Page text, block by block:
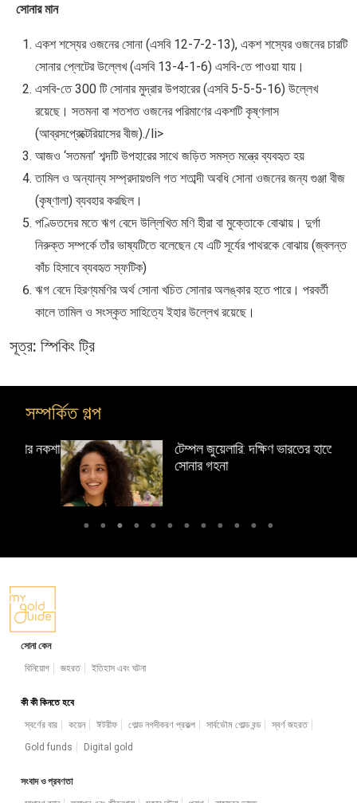
সোনার মান
একশ শস্যের ওজনের সোনা (এসবি 12-7-2-13), একশ শস্যের ওজনের চারটি
সোনার প্লেটের উল্লেখ (এসবি 13-4-1-6) এসবি-তে পাওয়া যায়।
এসবি-তে 300 টি সোনার মুদ্রার উপহারের (এসবি 5-5-5-16) উল্লেখ
রয়েছে। সতমনা বা শতশত ওজনের পরিমাণের একশটি কৃষ্ণলাস
(আব্রসপ্রেক্টেরিয়াসের বীজ)./li>
আজও ‘সতমনা’ শব্দটি উপহারের সাথে জড়িত সমস্ত মন্ত্রে ব্যবহৃত হয়
তামিল ও অন্যান্য সম্প্রদায়গুলি গত শতাব্দী অবধি সোনা ওজনের জন্য গুঞ্জা বীজ
(কৃষ্ণালা) ব্যবহার করছিল।
পণ্ডিতদের মতে ঋগ বেদে উল্লিখিত মণি হীরা বা মুক্তোকে বোঝায়। দুর্গা
নিরুক্ত সম্পর্কে তাঁর ভাষ্যটিতে বলেছেন যে এটি সূর্যের পাথরকে বোঝায় (জ্বলন্ত
কাঁচ হিসাবে ব্যবহৃত স্ফটিক)
ঋগ বেদে হিরণ্যমণির অর্থ সোনা খচিত সোনার অলঙ্কার হতে পারে। পরবর্তী
কালে তামিল ও সংস্কৃত সাহিত্যে ইহার উল্লেখ রয়েছে।
সূত্র: স্পিকিং ট্রি
সম্পর্কিত গল্প
টেম্পল জুয়েলারি: দক্ষিণ ভারতের হাতে তৈরি
সোনার গহনা
সোনা কেন
বিনিয়োগ
জহরত ইতিহাস এবং ঘটনা
কী কী কিনতে হবে
স্বর্ণের বার
কয়েন ঈটরীফ গোল্ড নগদীকরণ প্রকল্প সার্বভৌম গোল্ড বন্ড
স্বর্ণ জহরত
Gold funds
Digital gold
সংবাদ ও প্রবণতা